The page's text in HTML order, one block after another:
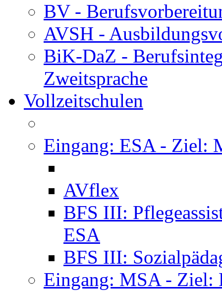
BV -
AVSH -
BiK-DaZ -
Zweitsprache
Vollzeitschulen
Eingang: ESA - Ziel:
AVflex
BFS III:
ESA
BFS III:
Eingang: MSA - Ziel: